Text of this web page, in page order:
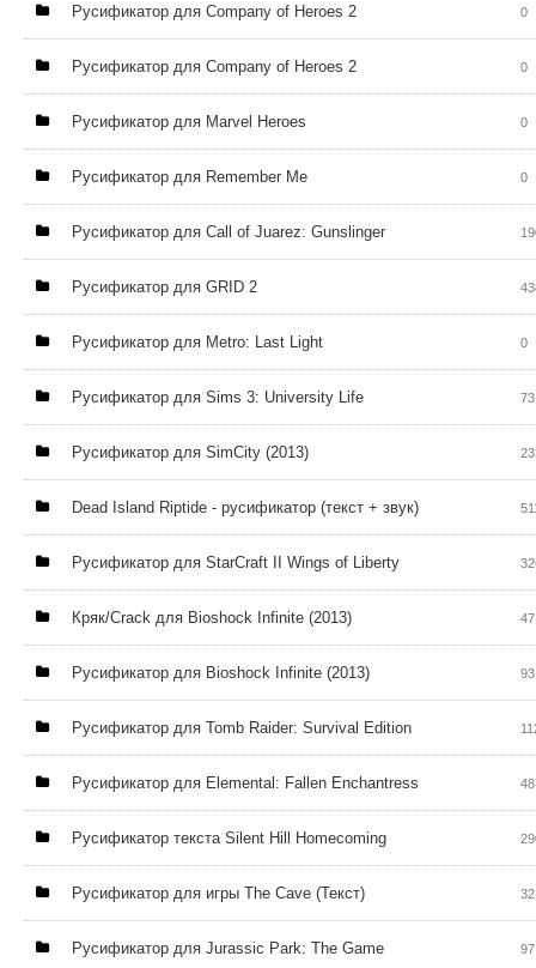
Русификатор для Company of Heroes 2 0
Русификатор для Company of Heroes 2 0
Русификатор для Marvel Heroes 0
Русификатор для Remember Me 0
Русификатор для Call of Juarez: Gunslinger
Русификатор для GRID 2
Русификатор для Metro: Last Light 0
Русификатор для Sims 3: University Life 73
Русификатор для SimCity (2013)
Dead Island Riptide - русификатор (текст + звук)
Русификатор для StarCraft II Wings of Liberty
Кряк/Crack для Bioshock Infinite (2013) 47
Русификатор для Bioshock Infinite (2013) 93
Русификатор для Tomb Raider: Survival Edition
Русификатор для Elemental: Fallen Enchantress
Русификатор текста Silent Hill Homecoming
Pусификатор для игры The Cave (Текст) 32
Русификатор для Jurassic Park: The Game 97